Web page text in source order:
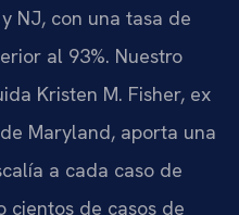
NJ, con una tasa de
al 93%. Nuestro
Kristen M. Fisher, ex
Maryland, aporta una
a cada caso de
cientos de casos de